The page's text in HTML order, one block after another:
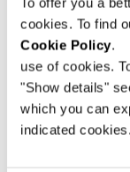
cookies. To find
Cookie Policy.
use of cookies.
"Show details"
which you can
indicated cookies.